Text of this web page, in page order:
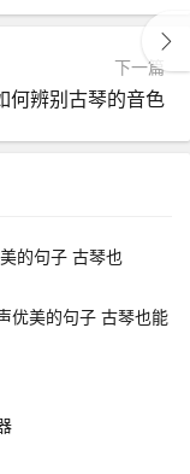
下一篇
何辨别古琴的音色
优美的句子 古琴也能